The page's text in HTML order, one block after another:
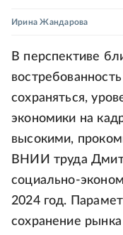
Ирина Жандарова
В перспективе
сохраняться,
экономики на
высокими,
ВНИИ труда
социально-
2024 год.
сохранение